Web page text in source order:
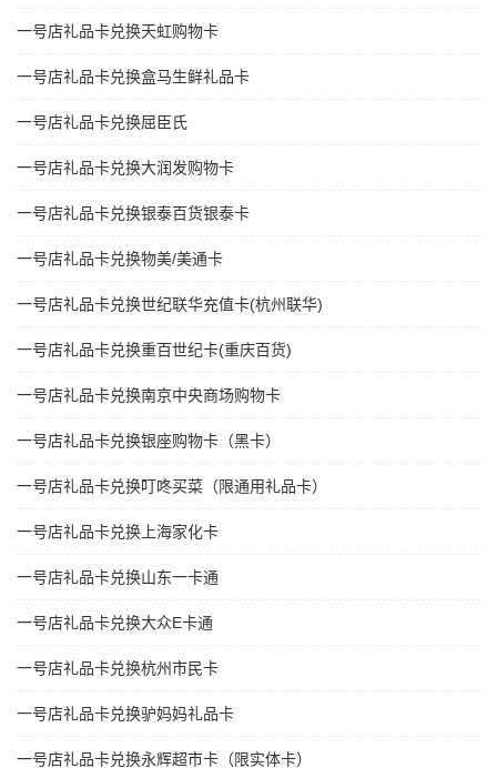
一号店礼品卡兑换天虹购物卡
一号店礼品卡兑换盒马生鲜礼品卡
一号店礼品卡兑换屈臣氏
一号店礼品卡兑换大润发购物卡
一号店礼品卡兑换银泰百货银泰卡
一号店礼品卡兑换物美/美通卡
一号店礼品卡兑换世纪联华充值卡(杭州联华)
一号店礼品卡兑换重百世纪卡(重庆百货)
一号店礼品卡兑换南京中央商场购物卡
一号店礼品卡兑换银座购物卡（黑卡）
一号店礼品卡兑换叮咚买菜（限通用礼品卡）
一号店礼品卡兑换上海家化卡
一号店礼品卡兑换山东一卡通
一号店礼品卡兑换大众E卡通
一号店礼品卡兑换杭州市民卡
一号店礼品卡兑换驴妈妈礼品卡
一号店礼品卡兑换永辉超市卡（限实体卡）